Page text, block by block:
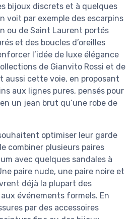
bijoux discrets et à quelques
voit par exemple des escarpins
ou de Saint Laurent portés
et des boucles d’oreilles
l’idée de luxe élégance
de Gianvito Rossi et de
aussi cette voie, en proposant
aux lignes pures, pensés pour
un jean brut qu’une robe de
optimiser leur garde
combiner plusieurs paires
avec quelques sandales à
paire nude, une paire noire et
déjà la plupart des
événements formels. En
par des accessoires